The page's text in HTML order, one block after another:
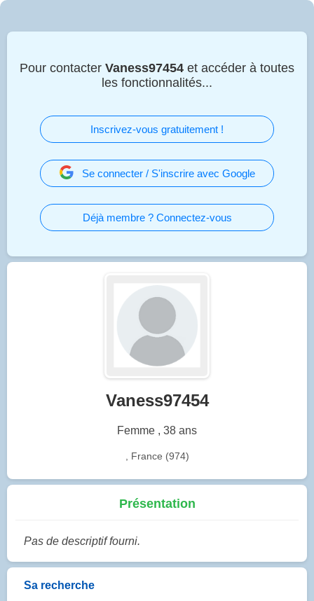
Pour contacter Vaness97454 et accéder à toutes
les fonctionnalités...
Inscrivez-vous gratuitement !
Se connecter / S'inscrire avec Google
Déjà membre ? Connectez-vous
Vaness97454
Femme , 38 ans
, France (974)
Présentation
Pas de descriptif fourni.
Sa recherche